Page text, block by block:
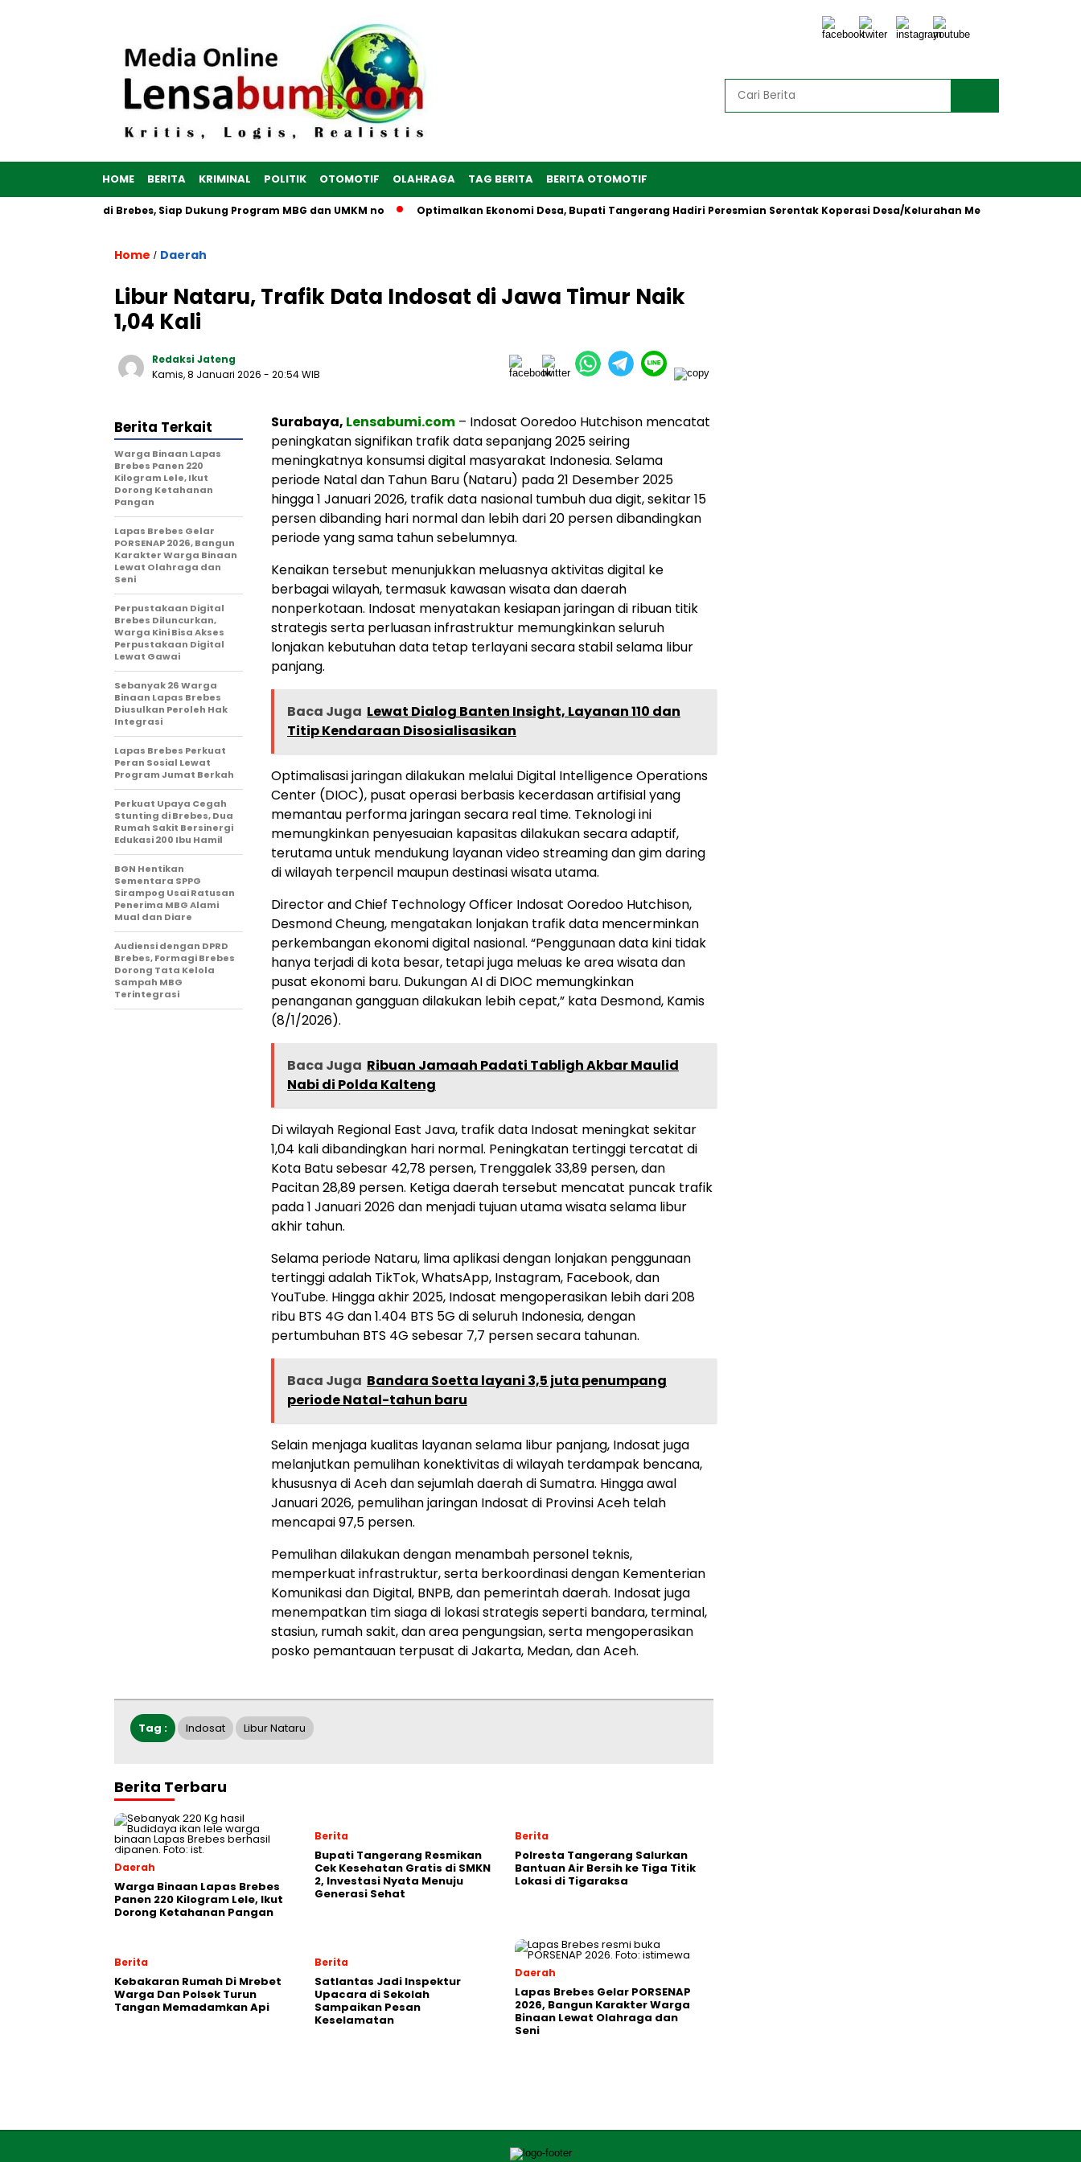
HOME BERITA KRIMINAL POLITIK OTOMOTIF OLAHRAGA TAG BERITA BERITA OTOMOTIF
Dibangun di Brebes, Siap Dukung Program MBG dan UMKM no Optimalkan Ekonomi Desa, Bupati Tangerang Hadiri Peresmian Serentak Koperasi Desa/Kelurahan Merah Putih oleh
Home / Daerah
Libur Nataru, Trafik Data Indosat di Jawa Timur Naik
1,04 Kali
Redaksi Jateng
Kamis, 8 Januari 2026 - 20:54 WIB
Surabaya, Lensabumi.com – Indosat Ooredoo Hutchison mencatat
peningkatan signifikan trafik data sepanjang 2025 seiring
meningkatnya konsumsi digital masyarakat Indonesia. Selama
periode Natal dan Tahun Baru (Nataru) pada 21 Desember 2025
hingga 1 Januari 2026, trafik data nasional tumbuh dua digit, sekitar 15
persen dibanding hari normal dan lebih dari 20 persen dibandingkan
periode yang sama tahun sebelumnya.
Kenaikan tersebut menunjukkan meluasnya aktivitas digital ke
berbagai wilayah, termasuk kawasan wisata dan daerah
nonperkotaan. Indosat menyatakan kesiapan jaringan di ribuan titik
strategis serta perluasan infrastruktur memungkinkan seluruh
lonjakan kebutuhan data tetap terlayani secara stabil selama libur
panjang.
Baca Juga Lewat Dialog Banten Insight, Layanan 110 dan
Titip Kendaraan Disosialisasikan
Optimalisasi jaringan dilakukan melalui Digital Intelligence Operations
Center (DIOC), pusat operasi berbasis kecerdasan artifisial yang
memantau performa jaringan secara real time. Teknologi ini
memungkinkan penyesuaian kapasitas dilakukan secara adaptif,
terutama untuk mendukung layanan video streaming dan gim daring
di wilayah terpencil maupun destinasi wisata utama.
Director and Chief Technology Officer Indosat Ooredoo Hutchison,
Desmond Cheung, mengatakan lonjakan trafik data mencerminkan
perkembangan ekonomi digital nasional. “Penggunaan data kini tidak
hanya terjadi di kota besar, tetapi juga meluas ke area wisata dan
pusat ekonomi baru. Dukungan AI di DIOC memungkinkan
penanganan gangguan dilakukan lebih cepat,” kata Desmond, Kamis
(8/1/2026).
Baca Juga Ribuan Jamaah Padati Tabligh Akbar Maulid
Nabi di Polda Kalteng
Di wilayah Regional East Java, trafik data Indosat meningkat sekitar
1,04 kali dibandingkan hari normal. Peningkatan tertinggi tercatat di
Kota Batu sebesar 42,78 persen, Trenggalek 33,89 persen, dan
Pacitan 28,89 persen. Ketiga daerah tersebut mencatat puncak trafik
pada 1 Januari 2026 dan menjadi tujuan utama wisata selama libur
akhir tahun.
Selama periode Nataru, lima aplikasi dengan lonjakan penggunaan
tertinggi adalah TikTok, WhatsApp, Instagram, Facebook, dan
YouTube. Hingga akhir 2025, Indosat mengoperasikan lebih dari 208
ribu BTS 4G dan 1.404 BTS 5G di seluruh Indonesia, dengan
pertumbuhan BTS 4G sebesar 7,7 persen secara tahunan.
Baca Juga Bandara Soetta layani 3,5 juta penumpang
periode Natal-tahun baru
Selain menjaga kualitas layanan selama libur panjang, Indosat juga
melanjutkan pemulihan konektivitas di wilayah terdampak bencana,
khususnya di Aceh dan sejumlah daerah di Sumatra. Hingga awal
Januari 2026, pemulihan jaringan Indosat di Provinsi Aceh telah
mencapai 97,5 persen.
Pemulihan dilakukan dengan menambah personel teknis,
memperkuat infrastruktur, serta berkoordinasi dengan Kementerian
Komunikasi dan Digital, BNPB, dan pemerintah daerah. Indosat juga
menempatkan tim siaga di lokasi strategis seperti bandara, terminal,
stasiun, rumah sakit, dan area pengungsian, serta mengoperasikan
posko pemantauan terpusat di Jakarta, Medan, dan Aceh.
Berita Terkait
Warga Binaan Lapas
Brebes Panen 220
Kilogram Lele, Ikut
Dorong Ketahanan
Pangan
Lapas Brebes Gelar
PORSENAP 2026, Bangun
Karakter Warga Binaan
Lewat Olahraga dan
Seni
Perpustakaan Digital
Brebes Diluncurkan,
Warga Kini Bisa Akses
Perpustakaan Digital
Lewat Gawai
Sebanyak 26 Warga
Binaan Lapas Brebes
Diusulkan Peroleh Hak
Integrasi
Lapas Brebes Perkuat
Peran Sosial Lewat
Program Jumat Berkah
Perkuat Upaya Cegah
Stunting di Brebes, Dua
Rumah Sakit Bersinergi
Edukasi 200 Ibu Hamil
BGN Hentikan
Sementara SPPG
Sirampog Usai Ratusan
Penerima MBG Alami
Mual dan Diare
Audiensi dengan DPRD
Brebes, Formagi Brebes
Dorong Tata Kelola
Sampah MBG
Terintegrasi
Tag : Indosat Libur Nataru
Berita Terbaru
Daerah
Warga Binaan Lapas Brebes
Panen 220 Kilogram Lele, Ikut
Dorong Ketahanan Pangan
Berita
‎Bupati Tangerang Resmikan
Cek Kesehatan Gratis di SMKN
2, Investasi Nyata Menuju
Generasi Sehat
Berita
Polresta Tangerang Salurkan
Bantuan Air Bersih ke Tiga Titik
Lokasi di Tigaraksa
Berita
Kebakaran Rumah Di Mrebet
Warga Dan Polsek Turun
Tangan Memadamkan Api
Berita
Satlantas Jadi Inspektur
Upacara di Sekolah
Sampaikan Pesan
Keselamatan
Daerah
Lapas Brebes Gelar PORSENAP
2026, Bangun Karakter Warga
Binaan Lewat Olahraga dan
Seni